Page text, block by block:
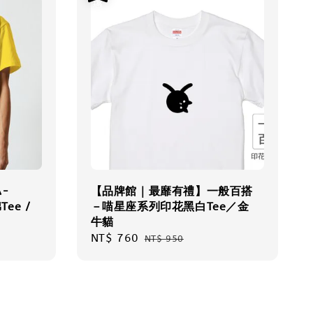
/
【品牌館｜最靡有禮】一般百搭
－喵星座系列印花黑白Tee／金
牛貓
Sale
NT$ 760 Regular
NT$ 950